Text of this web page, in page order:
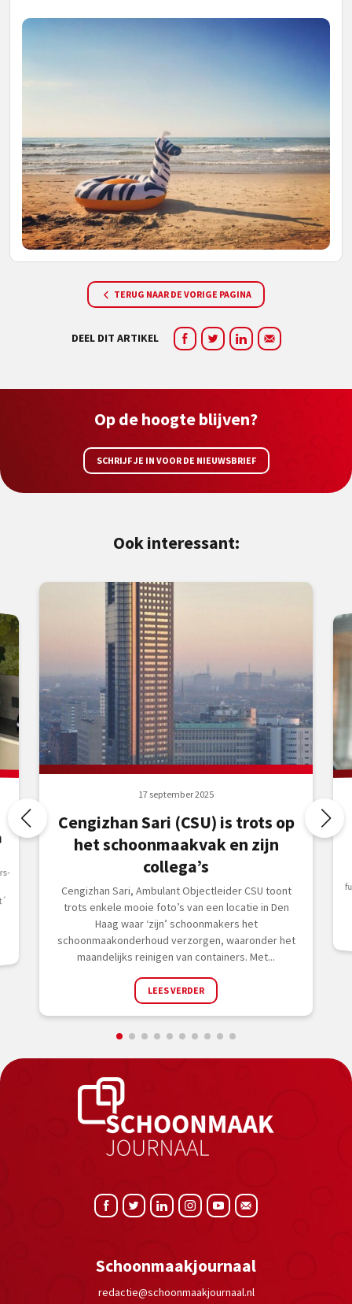
TERUG NAAR DE VORIGE PAGINA
DEEL DIT ARTIKEL
Op de hoogte blijven?
SCHRIJF JE IN VOOR DE NIEUWSBRIEF
Ook interessant:
17 september 2025
Cengizhan Sari (CSU) is trots op
het schoonmaakvak en zijn
collega’s
Cengizhan Sari, Ambulant Objectleider CSU toont
trots enkele mooie foto’s van een locatie in Den
Haag waar ‘zijn’ schoonmakers het
schoonmaakonderhoud verzorgen, waaronder het
maandelijks reinigen van containers. Met...
LEES VERDER
Schoonmaakjournaal
redactie@schoonmaakjournaal.nl